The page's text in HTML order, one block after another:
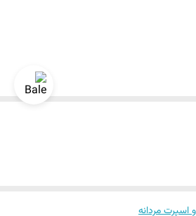
مردانه